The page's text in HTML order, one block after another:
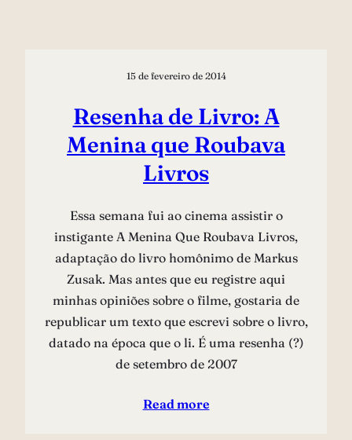
15 de fevereiro de 2014
Resenha de Livro: A
Menina que Roubava
Livros
Essa semana fui ao cinema assistir o
instigante A Menina Que Roubava Livros,
adaptação do livro homônimo de Markus
Zusak. Mas antes que eu registre aqui
minhas opiniões sobre o filme, gostaria de
republicar um texto que escrevi sobre o livro,
datado na época que o li. É uma resenha (?)
de setembro de 2007
Read more